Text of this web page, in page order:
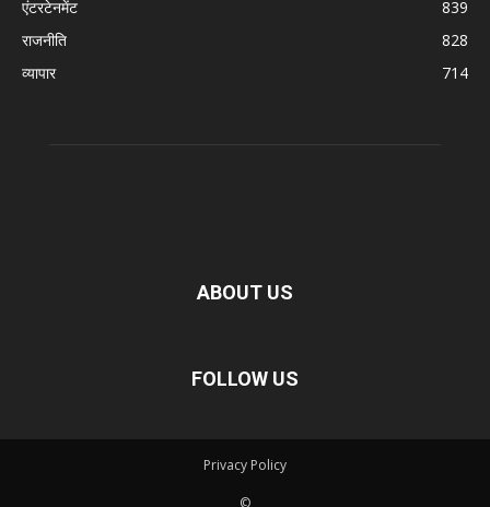
एंटरटेनमेंट
839
राजनीति
828
व्यापार
714
ABOUT US
FOLLOW US
Privacy Policy